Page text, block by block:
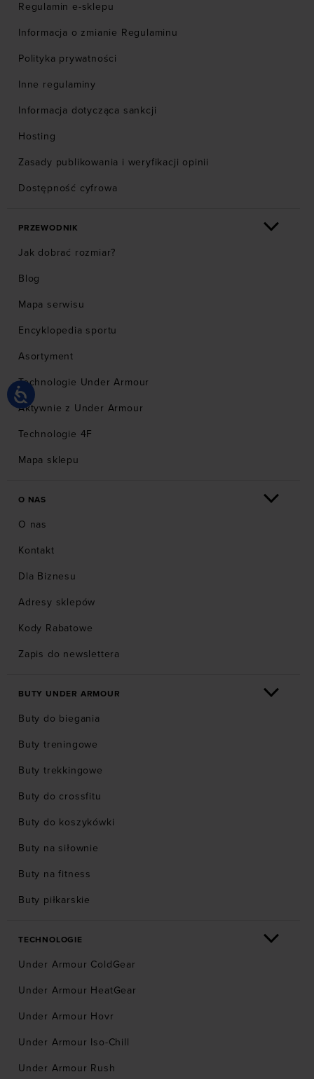
Regulamin e-sklepu
Informacja o zmianie Regulaminu
Polityka prywatności
Inne regulaminy
Informacja dotycząca sankcji
Hosting
Zasady publikowania i weryfikacji opinii
Dostępność cyfrowa
PRZEWODNIK
Jak dobrać rozmiar?
Blog
Mapa serwisu
Encyklopedia sportu
Asortyment
Technologie Under Armour
Aktywnie z Under Armour
Technologie 4F
Mapa sklepu
O NAS
O nas
Kontakt
Dla Biznesu
Adresy sklepów
Kody Rabatowe
Zapis do newslettera
BUTY UNDER ARMOUR
Buty do biegania
Buty treningowe
Buty trekkingowe
Buty do crossfitu
Buty do koszykówki
Buty na siłownie
Buty na fitness
Buty piłkarskie
TECHNOLOGIE
Under Armour ColdGear
Under Armour HeatGear
Under Armour Hovr
Under Armour Iso-Chill
Under Armour Rush